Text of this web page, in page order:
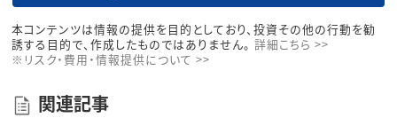
本コンテンツは情報の提供を目的としており、投資その他の行動を勧
誘する目的で、作成したものではありません。 詳細こちら >>
※リスク・費用・情報提供について >>
関連記事